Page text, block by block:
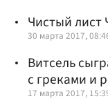
Чистый лист
30 марта 2017,
Витсель
с греками и
17 марта 2017,